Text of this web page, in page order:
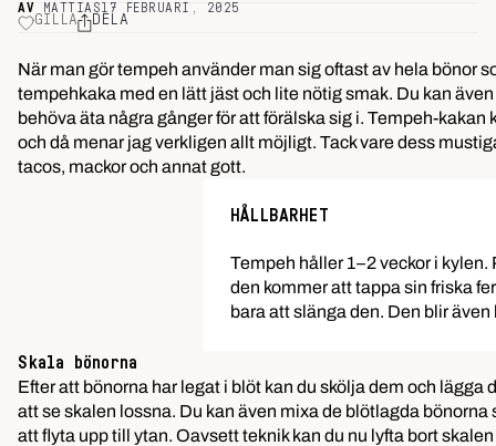
AV MATTIAS17 FEBRUARI, 2025
GILLA DELA
När man gör tempeh använder man sig oftast av hela bönor
tempehkaka med en lätt jäst och lite nötig smak. Du kan
behöva äta några gånger för att förälska sig i. Tempeh-
och då menar jag verkligen allt möjligt. Tack vare dess
tacos, mackor och annat gott.
HÅLLBARHET
Tempeh håller 1–2 veckor i kylen.
den kommer att tappa sin friska
bara att slänga den. Den blir
Skala bönorna
Efter att bönorna har legat i blöt kan du skölja dem och
att se skalen lossna. Du kan även mixa de blötlagda
att flyta upp till ytan. Oavsett teknik kan du nu lyfta bort